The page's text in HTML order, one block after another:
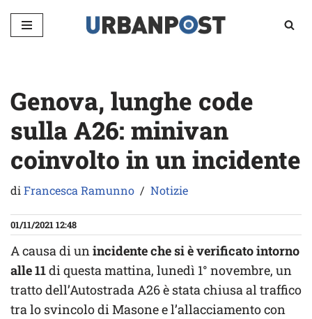
Vai
Genova, lunghe code
sulla A26: minivan
coinvolto in un incidente
diFrancesca Ramunno Notizie
01/11/2021 12:48
A causa di unincidente che si è verificato intorno
alle 11di questa mattina, lunedì 1° novembre, un
tratto dell’Autostrada A26 è stata chiusa al traffico
tra lo svincolo di Masone e l’allacciamento con